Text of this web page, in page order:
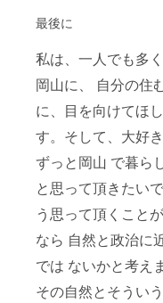
最後に
私は、一人でも多
岡山に、 自分の住
に、目を向けてほ
す。そして、大好き
ずっと岡山 で暮ら
と思って頂きたい
う思って頂くこと
なら 自然と政治に
では ないかと考え
その自然とそうい